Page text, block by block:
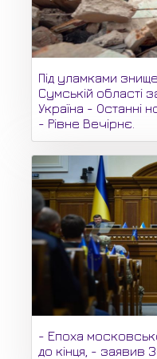
Під уламками
Сумській області
Україна - Останні
- Рівне Вечірнє.
- Епоха
до кінця, - заявив